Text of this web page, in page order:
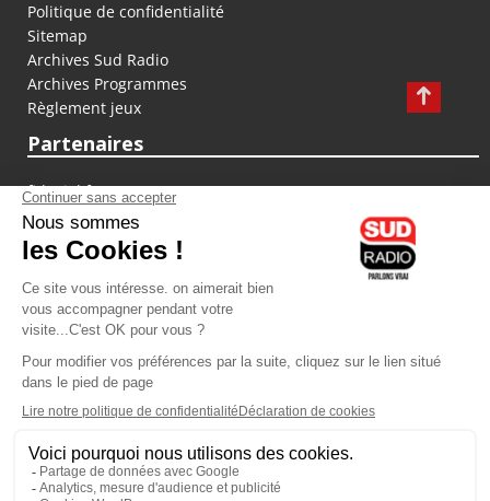
Politique de confidentialité
Sitemap
Archives Sud Radio
Archives Programmes
Règlement jeux
Partenaires
fiducial.fr
lyoncapitale.fr
olympique-et-lyonnais.com
L'application Iphone / Android
Téléchargez l'application
Les cookies
Gestion des cookies